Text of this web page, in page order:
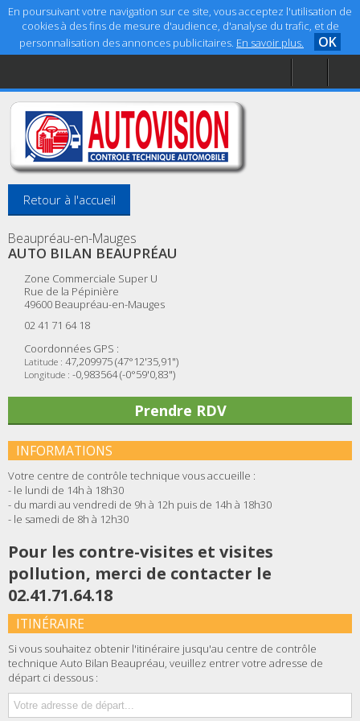
En poursuivant votre navigation sur ce site, vous acceptez l'utilisation de
cookies à des fins de mesure d'audience, d'analyse du trafic, et de
personnalisation des annonces publicitaires. En savoir plus. OK
Accueil
Aide
Mentions légales
Retour à l'accueil
Beaupréau-en-Mauges
AUTO BILAN BEAUPRÉAU
Zone Commerciale Super U
Rue de la Pépinière
49600 Beaupréau-en-Mauges
02 41 71 64 18
Coordonnées GPS :
Latitude : 47,209975 (47°12'35,91")
Longitude : -0,983564 (-0°59'0,83")
Prendre RDV
INFORMATIONS
Votre centre de contrôle technique vous accueille :
- le lundi de 14h à 18h30
- du mardi au vendredi de 9h à 12h puis de 14h à 18h30
- le samedi de 8h à 12h30
Pour les contre-visites et visites
pollution, merci de contacter le
02.41.71.64.18
ITINÉRAIRE
Si vous souhaitez obtenir l'itinéraire jusqu'au centre de contrôle
technique Auto Bilan Beaupréau, veuillez entrer votre adresse de
départ ci dessous :